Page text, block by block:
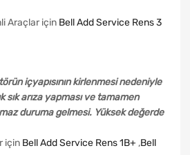
Araçlar için Bell Add Service Rens 3
içyapısının kirlenmesi nedeniyle
sık arıza yapması ve tamamen
duruma gelmesi. Yüksek değerde
için Bell Add Service Rens 1B+ ,Bell